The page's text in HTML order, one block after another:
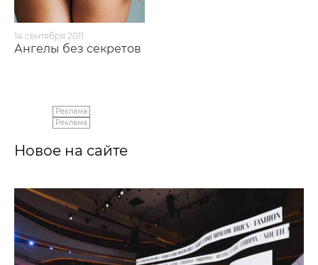
14 сентября 2011
Ангелы без секретов
Реклама
Реклама
Новое на сайте